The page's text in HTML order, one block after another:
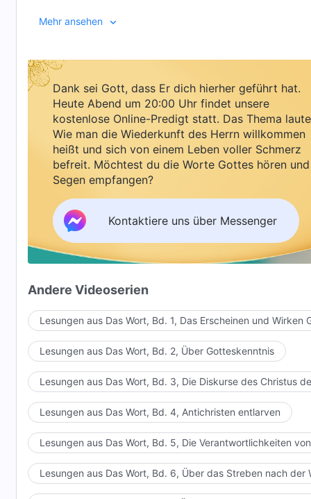
Mehr ansehen
Dank sei Gott, dass Er dich hierher geführt hat.
Heute Abend um 20:00 Uhr findet unsere
kostenlose Online-Predigt statt. Das Thema
Wie man die Wiederkunft des Herrn willkommen
heißt und sich von einem Leben voller Schmerz
befreit. Möchtest du die Worte Gottes hören und
Segen empfangen?
Kontaktiere uns über Messenger
Andere Videoserien
Lesungen aus Das Wort, Bd. 1, Das Erscheinen und Wirken
Lesungen aus Das Wort, Bd. 2, Über Gotteskenntnis
Lesungen aus Das Wort, Bd. 3, Die Diskurse des Christus
Lesungen aus Das Wort, Bd. 4, Antichristen entlarven
Lesungen aus Das Wort, Bd. 5, Die Verantwortlichkeiten
Lesungen aus Das Wort, Bd. 6, Über das Streben nach der